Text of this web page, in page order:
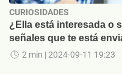
CURIOSIDADES
¿Ella está interesada o
señales que te está
2 min | 2024-09-11 19:23